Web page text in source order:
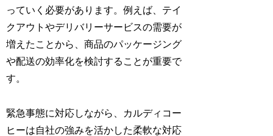
っていく必要があります。例えば、テイ
クアウトやデリバリーサービスの需要が
増えたことから、商品のパッケージング
や配送の効率化を検討することが重要で
す。
緊急事態に対応しながら、カルディコー
ヒーは自社の強みを活かした柔軟な対応